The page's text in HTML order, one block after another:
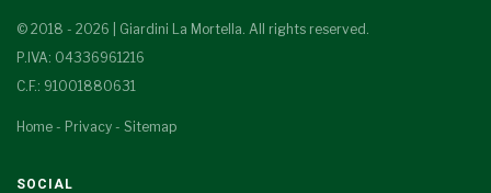
© 2018 - 2026 | Giardini La Mortella. All rights reserved.
P.IVA: 04336961216
C.F.: 91001880631
Home - Privacy - Sitemap
SOCIAL